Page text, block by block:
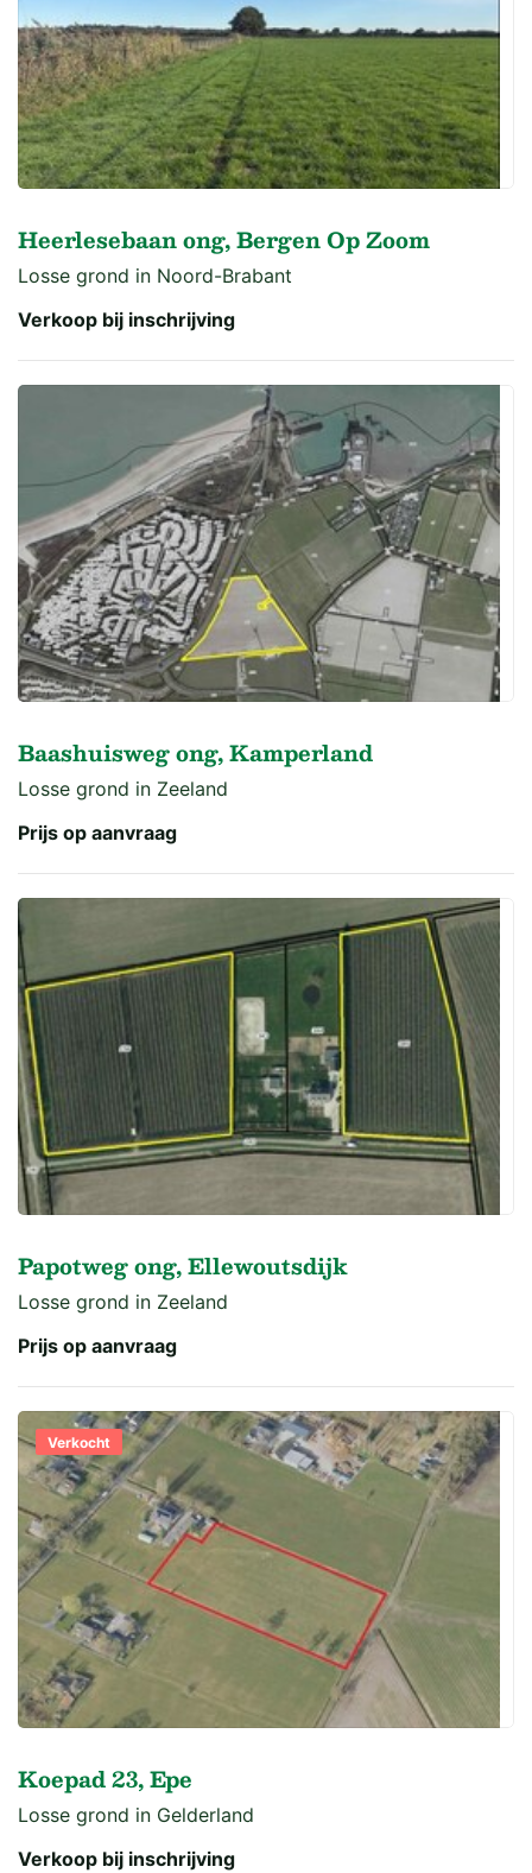
Heerlesebaan ong, Bergen Op Zoom
Losse grond in Noord-Brabant
Verkoop bij inschrijving
Baashuisweg ong, Kamperland
Losse grond in Zeeland
Prijs op aanvraag
Papotweg ong, Ellewoutsdijk
Losse grond in Zeeland
Prijs op aanvraag
Verkocht
Koepad 23, Epe
Losse grond in Gelderland
Verkoop bij inschrijving